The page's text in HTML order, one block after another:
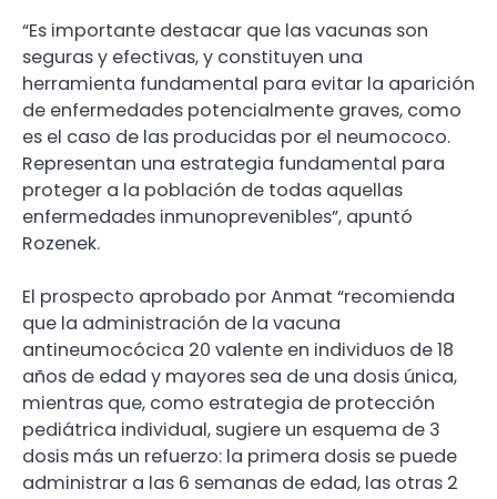
“Es importante destacar que las vacunas son
seguras y efectivas, y constituyen una
herramienta fundamental para evitar la aparición
de enfermedades potencialmente graves, como
es el caso de las producidas por el neumococo.
Representan una estrategia fundamental para
proteger a la población de todas aquellas
enfermedades inmunoprevenibles”, apuntó
Rozenek.
El prospecto aprobado por Anmat “recomienda
que la administración de la vacuna
antineumocócica 20 valente en individuos de 18
años de edad y mayores sea de una dosis única,
mientras que, como estrategia de protección
pediátrica individual, sugiere un esquema de 3
dosis más un refuerzo: la primera dosis se puede
administrar a las 6 semanas de edad, las otras 2